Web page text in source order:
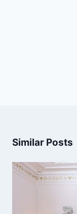
Similar Posts